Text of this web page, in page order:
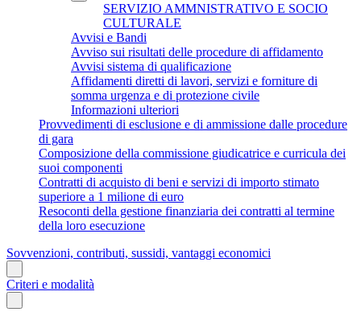
SERVIZIO AMMNISTRATIVO E SOCIO
CULTURALE
Avvisi e Bandi
Avviso sui risultati delle procedure di affidamento
Avvisi sistema di qualificazione
Affidamenti diretti di lavori, servizi e forniture di
somma urgenza e di protezione civile
Informazioni ulteriori
Provvedimenti di esclusione e di ammissione dalle procedure
di gara
Composizione della commissione giudicatrice e curricula dei
suoi componenti
Contratti di acquisto di beni e servizi di importo stimato
superiore a 1 milione di euro
Resoconti della gestione finanziaria dei contratti al termine
della loro esecuzione
Sovvenzioni, contributi, sussidi, vantaggi economici
Criteri e modalità